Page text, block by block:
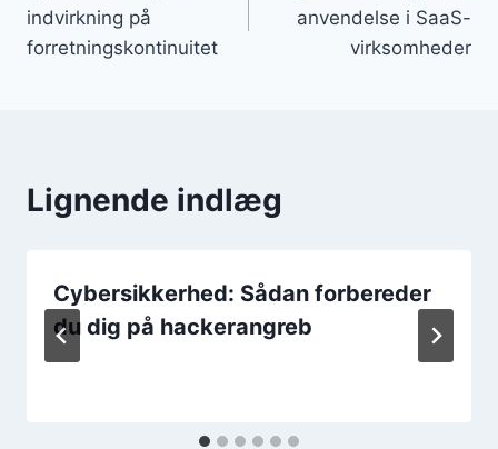
indvirkning på
forretningskontinuitet
anvendelse i SaaS-
virksomheder
Lignende indlæg
Cybersikkerhed: Sådan forbereder
du dig på hackerangreb